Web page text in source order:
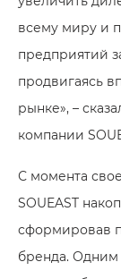
всему миру и
предприятий
продвигаясь
рынке», –
компании
С момента
SOUEAST
сформировав
бренда. Одним